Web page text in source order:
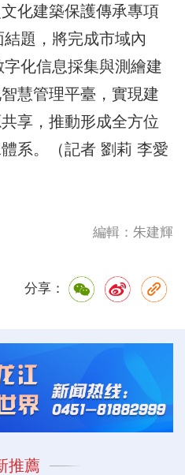
化建築保護傳承專項
題，將完成市域內
化信息採集與測繪建
慧管理平臺，實現建
享，推動形成全方位
系。（記者 劉莉 李愛
編輯：朱建輝
分享：
推薦